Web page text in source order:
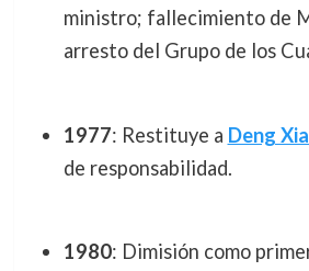
ministro; fallecimiento de
arresto del Grupo de los
1977: Restituye a Deng
de responsabilidad.
1980: Dimisión como